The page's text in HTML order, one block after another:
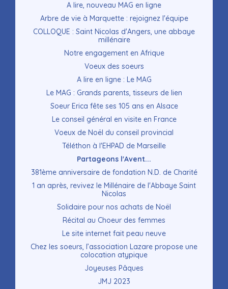
A lire, nouveau MAG en ligne
Arbre de vie à Marquette : rejoignez l'équipe
COLLOQUE : Saint Nicolas d'Angers, une abbaye
millénaire
Notre engagement en Afrique
Voeux des soeurs
A lire en ligne : Le MAG
Le MAG : Grands parents, tisseurs de lien
Soeur Erica fête ses 105 ans en Alsace
Le conseil général en visite en France
Voeux de Noël du conseil provincial
Téléthon à l'EHPAD de Marseille
Partageons l'Avent...
381ème anniversaire de fondation N.D. de Charité
1 an après, revivez le Millénaire de l'Abbaye Saint
Nicolas
Solidaire pour nos achats de Noël
Récital au Choeur des femmes
Le site internet fait peau neuve
Chez les soeurs, l’association Lazare propose une
colocation atypique
Joyeuses Pâques
JMJ 2023